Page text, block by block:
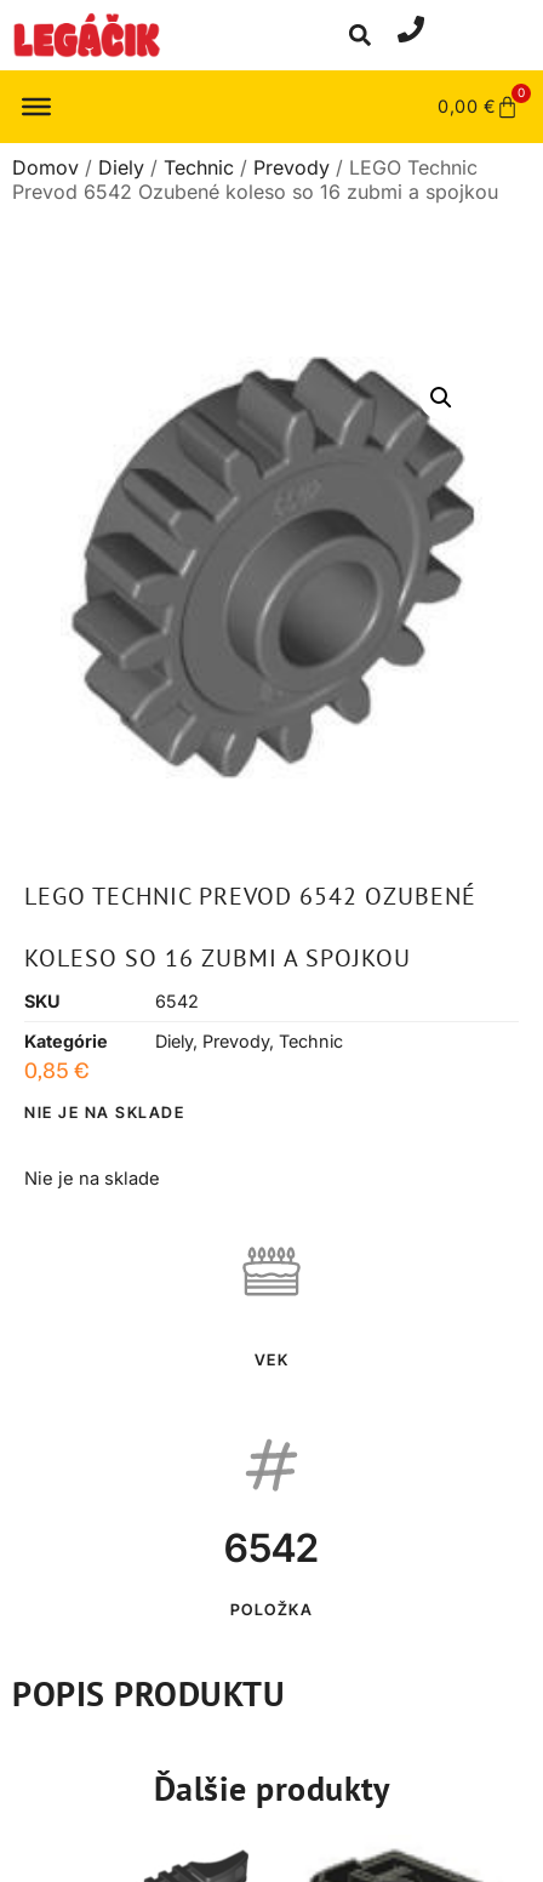
0,00 €
0
Domov / Diely / Technic / Prevody / LEGO Technic
Prevod 6542 Ozubené koleso so 16 zubmi a spojkou
LEGO TECHNIC PREVOD 6542 OZUBENÉ
KOLESO SO 16 ZUBMI A SPOJKOU
SKU
6542
Kategórie
Diely, Prevody, Technic
0,85 €
NIE JE NA SKLADE
Nie je na sklade
VEK
6542
POLOŽKA
POPIS PRODUKTU
Ďalšie produkty